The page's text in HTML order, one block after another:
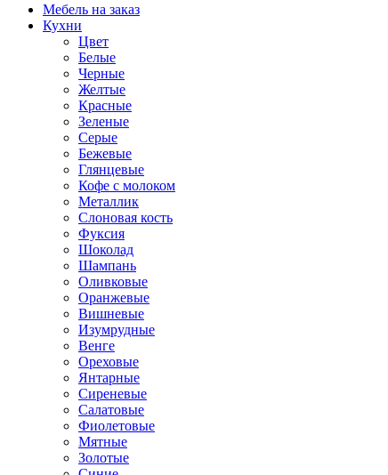
Мебель на заказ
Кухни
Цвет
Белые
Черные
Желтые
Красные
Зеленые
Серые
Бежевые
Глянцевые
Кофе с молоком
Металлик
Слоновая кость
Фуксия
Шоколад
Шампань
Оливковые
Оранжевые
Вишневые
Изумрудные
Венге
Ореховые
Янтарные
Сиреневые
Салатовые
Фиолетовые
Мятные
Золотые